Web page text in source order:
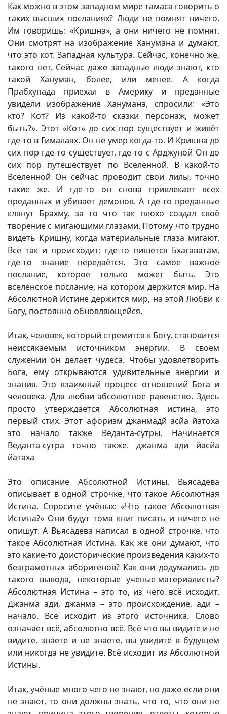
Как можно в этом западном мире тамаса говорить о
таких высших посланиях? Люди не помнят ничего.
Им говоришь: «Кришна», а они ничего не помнят.
Они смотрят на изображение Ханумана и думают,
что это кот. Западная культура. Сейчас, конечно же,
такого нет. Сейчас даже западные люди знают, кто
такой Хануман, более, или менее. А когда
Прабхупада приехал в Америку и преданные
увидели изображение Ханумана, спросили: «Это
кто? Кот? Из какой-то сказки персонаж, может
быть?». Этот «Кот» до сих пор существует и живёт
где-то в Гималаях. Он не умер когда-то. И Кришна до
сих пор где-то существует, где-то с Арджуной Он до
сих пор путешествует по Вселенной. В какой-то
Вселенной Он сейчас проводит свои лилы, точно
такие же. И где-то он снова привлекает всех
преданных и убивает демонов. А где-то преданные
клянут Брахму, за то что так плохо создал своё
творение с мигающими глазами. Потому что трудно
видеть Кришну, когда материальные глаза мигают.
Всё так и происходит: где-то пишется Бхагаватам,
где-то знание передаётся. Это самое важное
послание, которое только может быть. Это
вселенское послание, на котором держится мир. На
Абсолютной Истине держится мир, на этой Любви к
Богу, постоянно обновляющейся.
Итак, человек, который стремится к Богу, становится
неиссякаемым источником энергии. В своём
служении он делает чудеса. Чтобы удовлетворить
Бога, ему открываются удивительные энергии и
знания. Это взаимный процесс отношений Бога и
человека. Для любви абсолютное равенство. Здесь
просто утверждается Абсолютная истина, это
первый стих. Этот афоризм джанмадй асйа йатоха
это начало также Веданта-сутры. Начинается
Веданта-сутра точно также. джанма ади йасйа
йатаха
Это описание Абсолютной Истины. Вьясадева
описывает в одной строчке, что такое Абсолютная
Истина. Спросите учёных: «Что такое Абсолютная
Истина?» Они будут тома книг писать и ничего не
опишут. А Вьясадева написал в одной строчке, что
такое Абсолютная Истина. Как же они думают, что
это какие-то доисторические произведения каких-то
безграмотных аборигенов? Как они додумались до
такого вывода, некоторые ученые-материалисты?
Абсолютная Истина – это то, из чего всё исходит.
Джанма ади, джанма – это происхождение, ади –
начало. Всё исходит из этого источника. Слово
означает всё, абсолютно всё. Всё что вы видите и не
видите, знаете и не знаете, вы увидите в будущем
или никогда не увидите. Всё исходит из Абсолютной
Истины.
Итак, учёные много чего не знают, но даже если они
не знают, то они должны знать, что то, что они не